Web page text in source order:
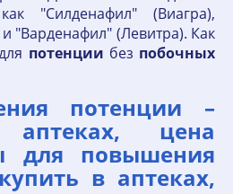
"Силденафил" (Виагра),
"Варденафил" (Левитра). Как
потенции без побочных
потенции –
цена
для повышения
в аптеках,